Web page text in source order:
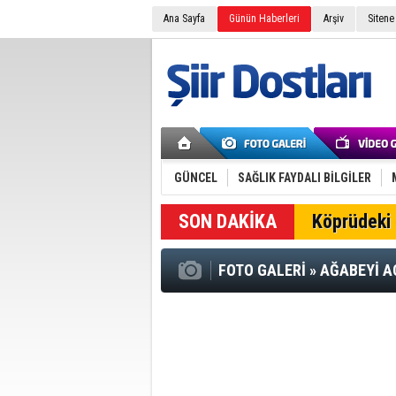
Ana Sayfa Günün Haberleri Arşiv
GÜNCEL SAĞLIK FAYDALI BİLGİLER
SON DAKİKA Köprüdeki
FOTO GALERİ »AĞABEYİ